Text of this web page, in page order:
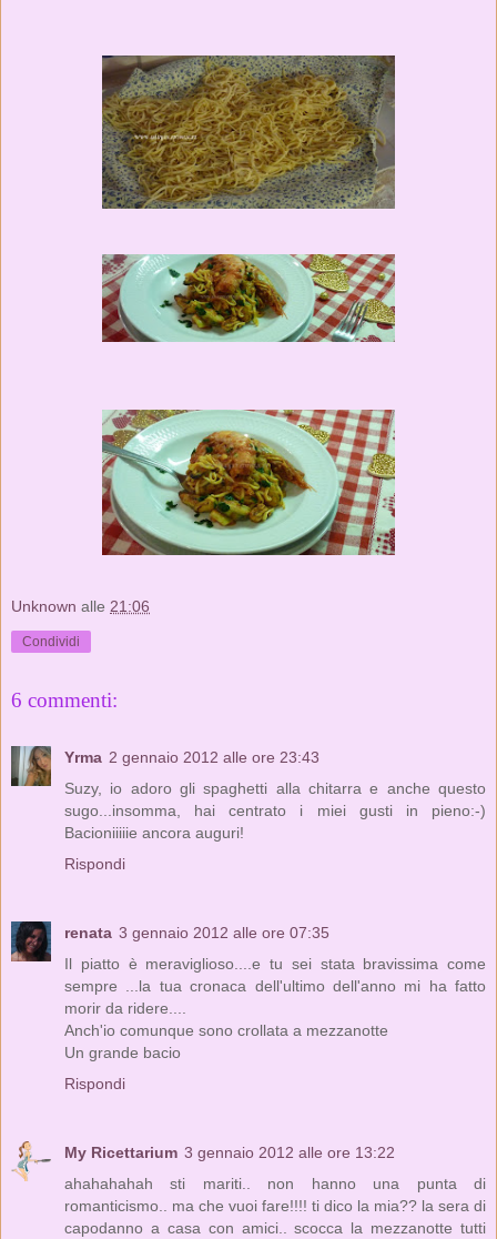
Unknown alle 21:06
Condividi
6 commenti:
Yrma 2 gennaio 2012 alle ore 23:43
Suzy, io adoro gli spaghetti alla chitarra e anche questo
sugo...insomma, hai centrato i miei gusti in pieno:-)
Bacioniiiiie ancora auguri!
Rispondi
renata 3 gennaio 2012 alle ore 07:35
Il piatto è meraviglioso....e tu sei stata bravissima come
sempre ...la tua cronaca dell'ultimo dell'anno mi ha fatto
morir da ridere....
Anch'io comunque sono crollata a mezzanotte
Un grande bacio
Rispondi
My Ricettarium 3 gennaio 2012 alle ore 13:22
ahahahahah sti mariti.. non hanno una punta di
romanticismo.. ma che vuoi fare!!!! ti dico la mia?? la sera di
capodanno a casa con amici.. scocca la mezzanotte tutti